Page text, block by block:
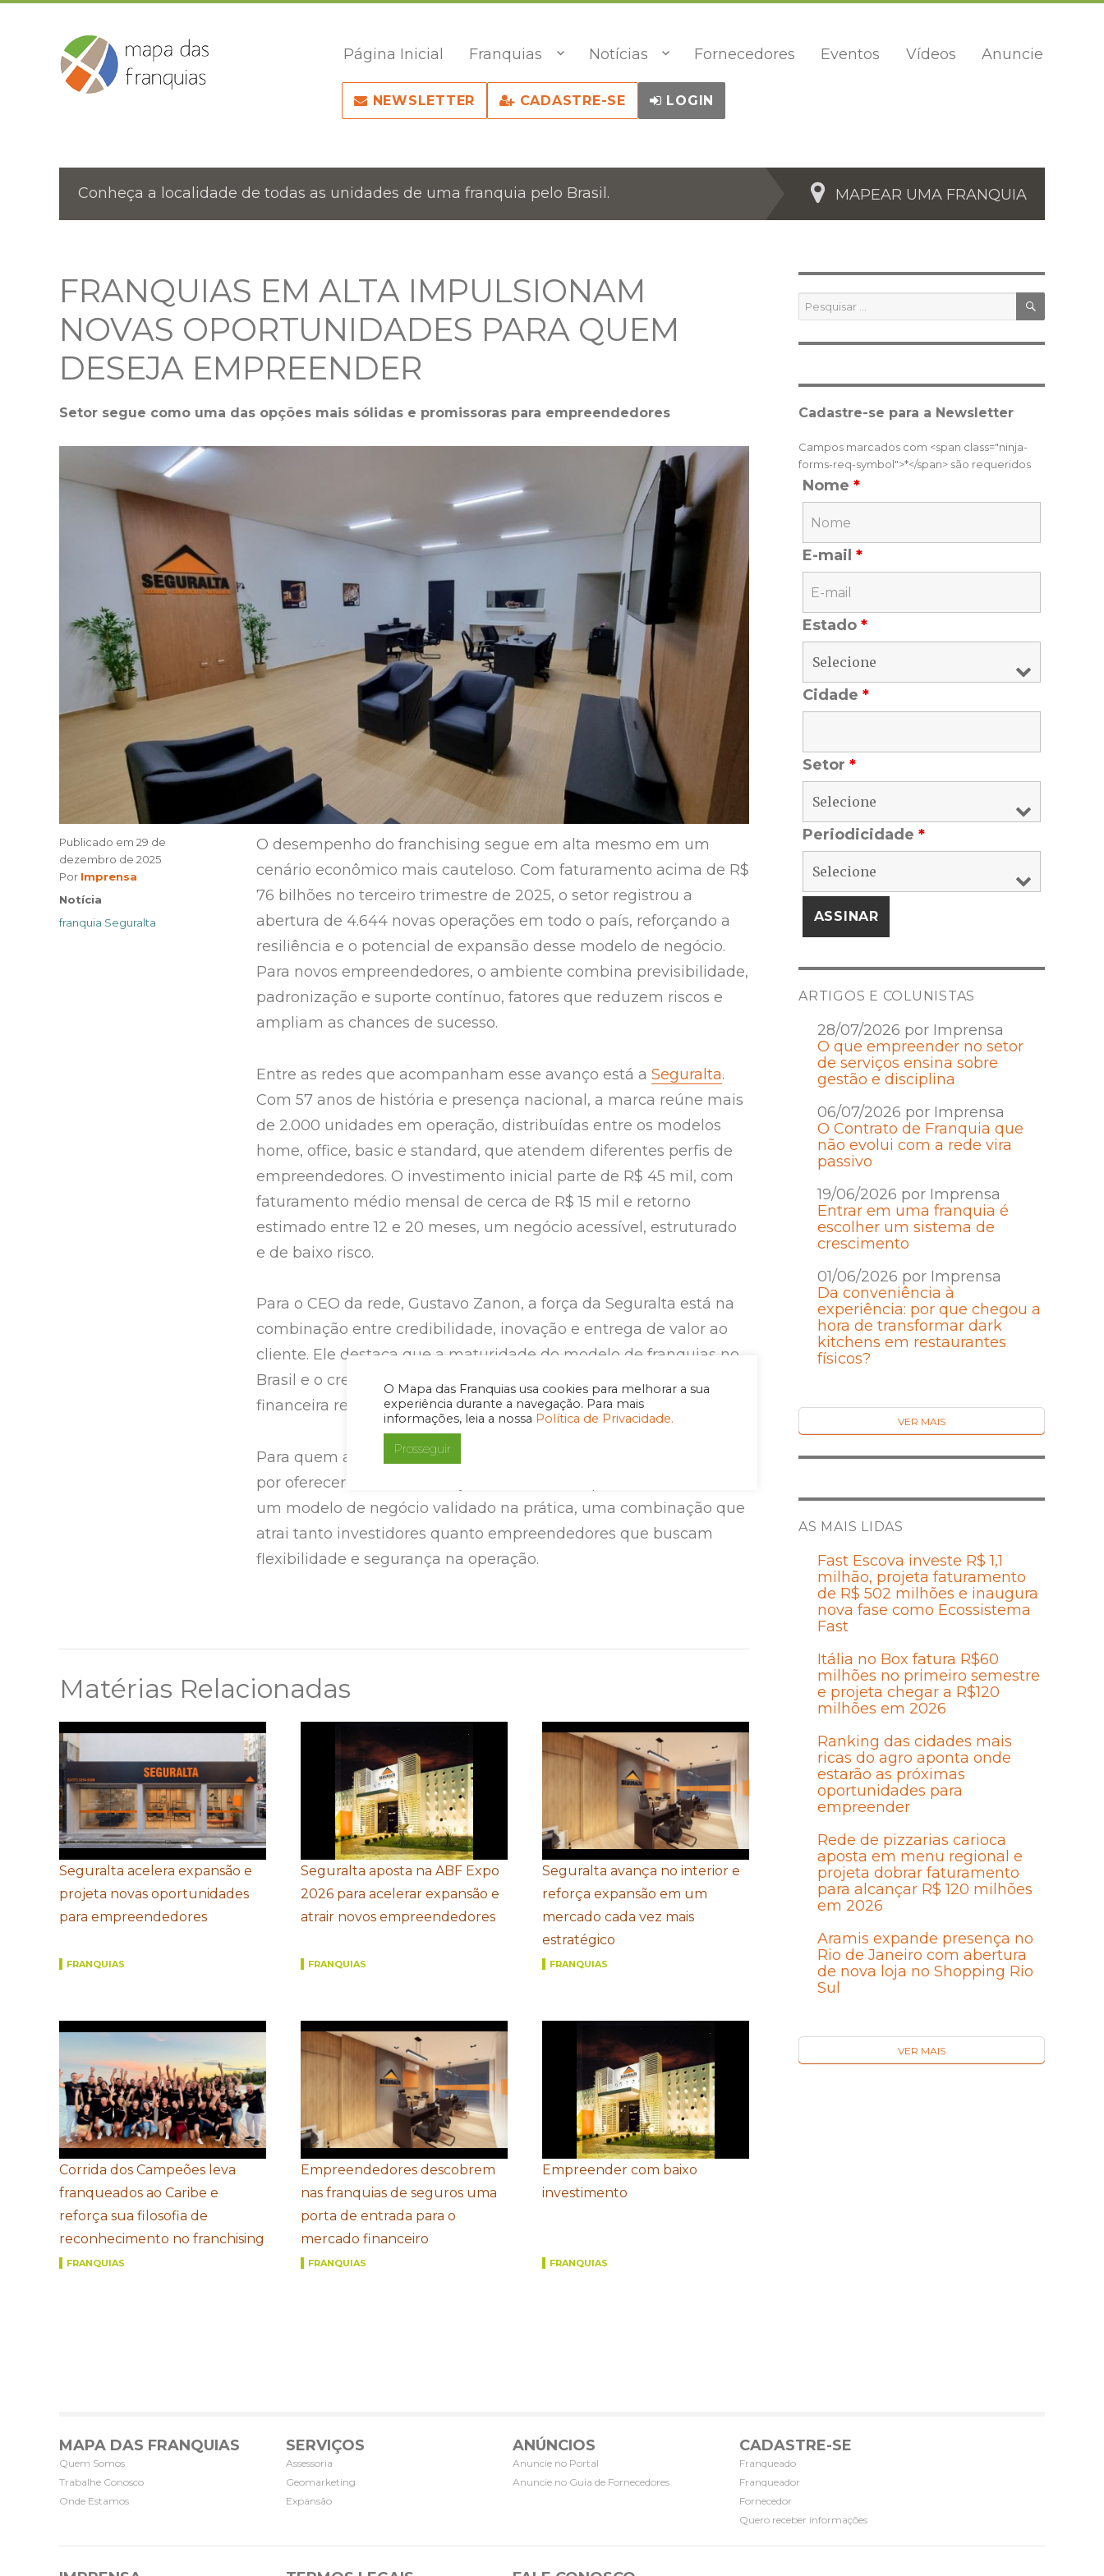
O Mapa das Franquias usa cookies para melhorar a sua
experiência durante a navegação. Para mais
informações, leia a nossa Política de Privacidade.
Prosseguir
Página Inicial Franquias Notícias Fornecedores Eventos Vídeos Anuncie
NEWSLETTER CADASTRE-SE LOGIN
Conheça a localidade de todas as unidades de uma franquia pelo Brasil. MAPEAR UMA FRANQUIA
FRANQUIAS EM ALTA IMPULSIONAM
NOVAS OPORTUNIDADES PARA QUEM
DESEJA EMPREENDER
Setor segue como uma das opções mais sólidas e promissoras para empreendedores
O desempenho do franchising segue em alta mesmo em um
cenário econômico mais cauteloso. Com faturamento acima de R$
76 bilhões no terceiro trimestre de 2025, o setor registrou a
abertura de 4.644 novas operações em todo o país, reforçando a
resiliência e o potencial de expansão desse modelo de negócio.
Para novos empreendedores, o ambiente combina previsibilidade,
padronização e suporte contínuo, fatores que reduzem riscos e
ampliam as chances de sucesso.
Entre as redes que acompanham esse avanço está a Seguralta.
Com 57 anos de história e presença nacional, a marca reúne mais
de 2.000 unidades em operação, distribuídas entre os modelos
home, office, basic e standard, que atendem diferentes perfis de
empreendedores. O investimento inicial parte de R$ 45 mil, com
faturamento médio mensal de cerca de R$ 15 mil e retorno
estimado entre 12 e 20 meses, um negócio acessível, estruturado
e de baixo risco.
Para o CEO da rede, Gustavo Zanon, a força da Seguralta está na
combinação entre credibilidade, inovação e entrega de valor ao
cliente. Ele destaca que a maturidade do modelo de franquias no
Brasil e o crescimento da demanda por orientação e organização
financeira reforçam ainda mais o potencial de expansão da marca.
Para quem avalia investir, o mercado de franchising se destaca
por oferecer uma estrutura já consolidada, suporte constante e
um modelo de negócio validado na prática, uma combinação que
atrai tanto investidores quanto empreendedores que buscam
flexibilidade e segurança na operação.
Publicado em 29 de
dezembro de 2025
Por Author
Imprensa
Categories
Notícia
Tags
franquia Seguralta
Matérias Relacionadas
Seguralta acelera expansão e
projeta novas oportunidades
para empreendedores
FRANQUIAS
Seguralta aposta na ABF Expo
2026 para acelerar expansão e
atrair novos empreendedores
FRANQUIAS
Seguralta avança no interior e
reforça expansão em um
mercado cada vez mais
estratégico
FRANQUIAS
Corrida dos Campeões leva
franqueados ao Caribe e
reforça sua filosofia de
reconhecimento no franchising
FRANQUIAS
Empreendedores descobrem
nas franquias de seguros uma
porta de entrada para o
mercado financeiro
FRANQUIAS
Empreender com baixo
investimento
FRANQUIAS
Pesquisar
por:
Cadastre-se para a Newsletter
Campos marcados com <span class="ninja-
forms-req-symbol">*</span> são requeridos
Nome *
E-mail *
Estado *
Cidade *
Setor *
Periodicidade *
ARTIGOS E COLUNISTAS
28/07/2026 por Imprensa
O que empreender no setor
de serviços ensina sobre
gestão e disciplina
06/07/2026 por Imprensa
O Contrato de Franquia que
não evolui com a rede vira
passivo
19/06/2026 por Imprensa
Entrar em uma franquia é
escolher um sistema de
crescimento
01/06/2026 por Imprensa
Da conveniência à
experiência: por que chegou a
hora de transformar dark
kitchens em restaurantes
físicos?
VER MAIS
AS MAIS LIDAS
Fast Escova investe R$ 1,1
milhão, projeta faturamento
de R$ 502 milhões e inaugura
nova fase como Ecossistema
Fast
Itália no Box fatura R$60
milhões no primeiro semestre
e projeta chegar a R$120
milhões em 2026
Ranking das cidades mais
ricas do agro aponta onde
estarão as próximas
oportunidades para
empreender
Rede de pizzarias carioca
aposta em menu regional e
projeta dobrar faturamento
para alcançar R$ 120 milhões
em 2026
Aramis expande presença no
Rio de Janeiro com abertura
de nova loja no Shopping Rio
Sul
VER MAIS
MAPA DAS FRANQUIAS
Quem Somos
Trabalhe Conosco
Onde Estamos
SERVIÇOS
Assessoria
Geomarketing
Expansão
ANÚNCIOS
Anuncie no Portal
Anuncie no Guia de Fornecedores
CADASTRE-SE
Franqueado
Franqueador
Fornecedor
Quero receber informações